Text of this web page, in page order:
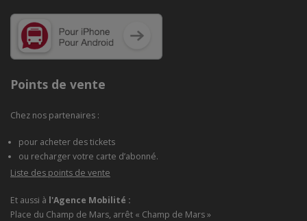
Points de vente
Chez nos partenaires :
pour acheter des tickets
ou recharger votre carte d’abonné.
Liste des points de vente
Et aussi à l'Agence Mobilité :
Place du Champ de Mars, arrêt « Champ de Mars »